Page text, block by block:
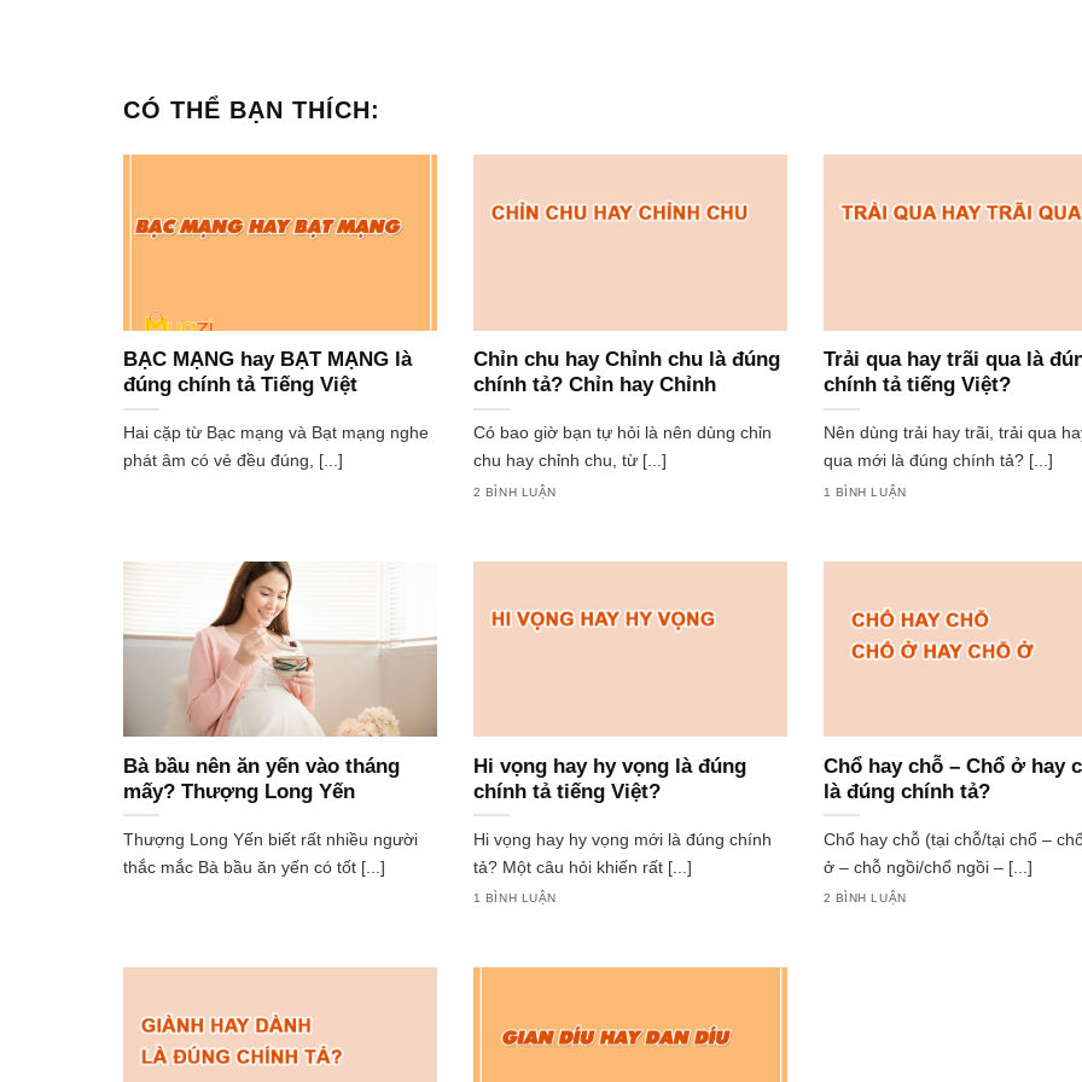
CÓ THỂ BẠN THÍCH:
BẠC MẠNG hay BẠT MẠNG là
đúng chính tả Tiếng Việt
Hai cặp từ Bạc mạng và Bạt mạng nghe
phát âm có vẻ đều đúng, [...]
Chỉn chu hay Chỉnh chu là đúng
chính tả? Chỉn hay Chỉnh
Có bao giờ bạn tự hỏi là nên dùng chỉn
chu hay chỉnh chu, từ [...]
2 BÌNH LUẬN
Trải qua hay trãi qua là
chính tả tiếng Việt?
Nên dùng trải hay trãi, trải qua
qua mới là đúng chính tả? [...]
1 BÌNH LUẬN
Bà bầu nên ăn yến vào tháng
mấy? Thượng Long Yến
Thượng Long Yến biết rất nhiều người
thắc mắc Bà bầu ăn yến có tốt [...]
Hi vọng hay hy vọng là đúng
chính tả tiếng Việt?
Hi vọng hay hy vọng mới là đúng chính
tả? Một câu hỏi khiến rất [...]
1 BÌNH LUẬN
Chổ hay chỗ – Chổ ở hay
là đúng chính tả?
Chổ hay chỗ (tại chỗ/tại chổ –
ở – chỗ ngồi/chổ ngồi – [...]
2 BÌNH LUẬN